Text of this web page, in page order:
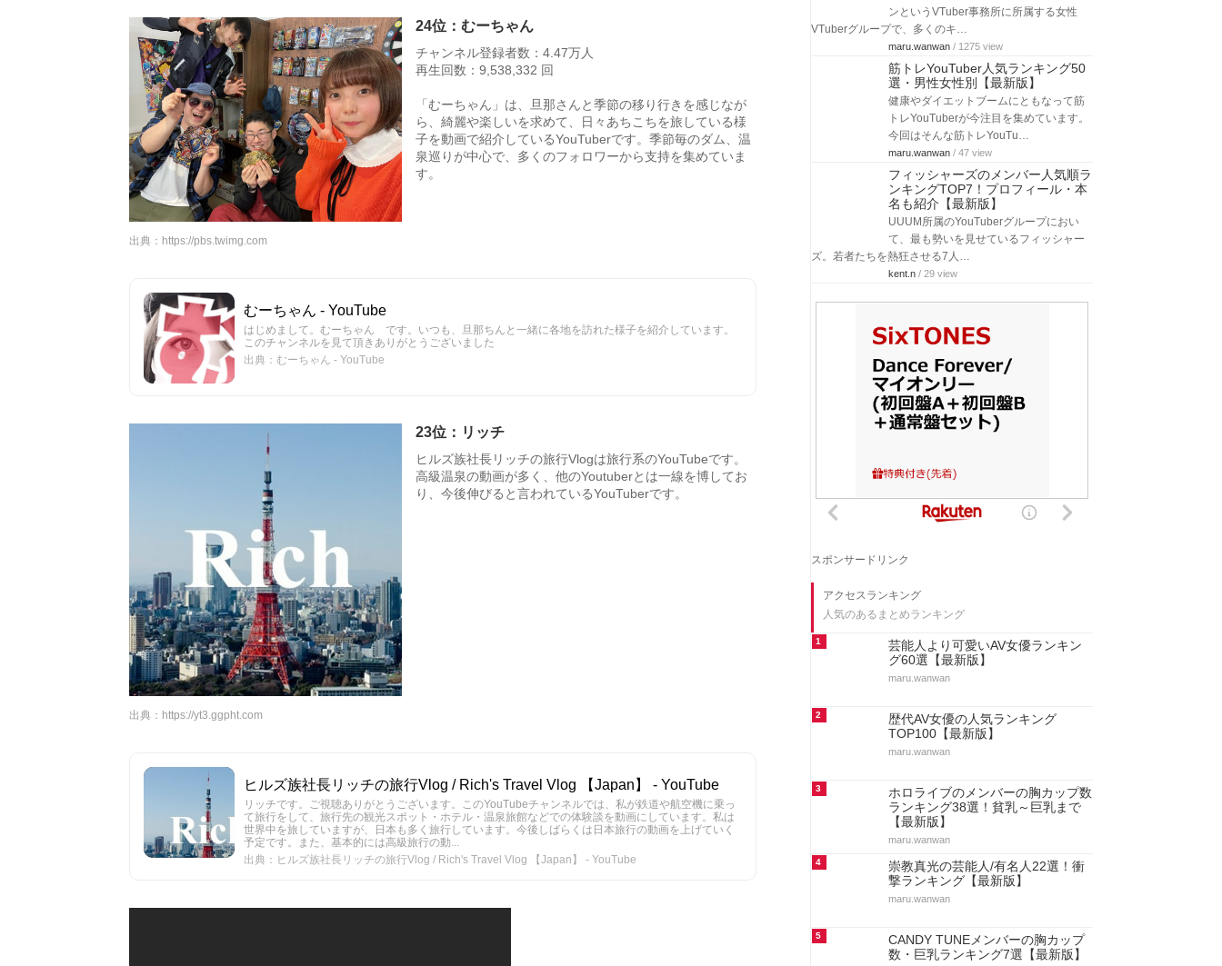
24位：むーちゃん
チャンネル登録者数：4.47万人
再生回数：9,538,332 回
「むーちゃん」は、旦那さんと季節の移り行きを感じなが
ら、綺麗や楽しいを求めて、日々あちこちを旅している様
子を動画で紹介しているYouTuberです。季節毎のダム、温
泉巡りが中心で、多くのフォロワーから支持を集めていま
す。
出典： https://pbs.twimg.com
むーちゃん - YouTube
はじめまして。むーちゃん です。いつも、旦那ちんと一緒に各地を訪れた様子を紹介しています。
このチャンネルを見て頂きありがとうございました
出典：むーちゃん - YouTube
23位：リッチ
ヒルズ族社長リッチの旅行Vlogは旅行系のYouTubeです。
高級温泉の動画が多く、他のYoutuberとは一線を博してお
り、今後伸びると言われているYouTuberです。
出典： https://yt3.ggpht.com
ヒルズ族社長リッチの旅行Vlog / Rich's Travel Vlog 【Japan】 - YouTube
リッチです。ご視聴ありがとうございます。このYouTubeチャンネルでは、私が鉄道や航空機に乗っ
て旅行をして、旅行先の観光スポット・ホテル・温泉旅館などでの体験談を動画にしています。私は
世界中を旅していますが、日本も多く旅行しています。今後しばらくは日本旅行の動画を上げていく
予定です。また、基本的には高級旅行の動...
出典：ヒルズ族社長リッチの旅行Vlog / Rich's Travel Vlog 【Japan】 - YouTube
ンというVTuber事務所に所属する女性
VTuberグループで、多くのキ…
maru.wanwan / 1275 view
筋トレYouTuber人気ランキング50
選・男性女性別【最新版】
健康やダイエットブームにともなって筋
トレYouTuberが今注目を集めています。
今回はそんな筋トレYouTu…
maru.wanwan / 47 view
フィッシャーズのメンバー人気順ラ
ンキングTOP7！プロフィール・本
名も紹介【最新版】
UUUM所属のYouTuberグループにおい
て、最も勢いを見せているフィッシャー
ズ。若者たちを熱狂させる7人…
kent.n / 29 view
スポンサードリンク
アクセスランキング
人気のあるまとめランキング
1
芸能人より可愛いAV女優ランキン
グ60選【最新版】
maru.wanwan
2
歴代AV女優の人気ランキング
TOP100【最新版】
maru.wanwan
3
ホロライブのメンバーの胸カップ数
ランキング38選！貧乳～巨乳まで
【最新版】
maru.wanwan
4
崇教真光の芸能人/有名人22選！衝
撃ランキング【最新版】
maru.wanwan
5
CANDY TUNEメンバーの胸カップ
数・巨乳ランキング7選【最新版】